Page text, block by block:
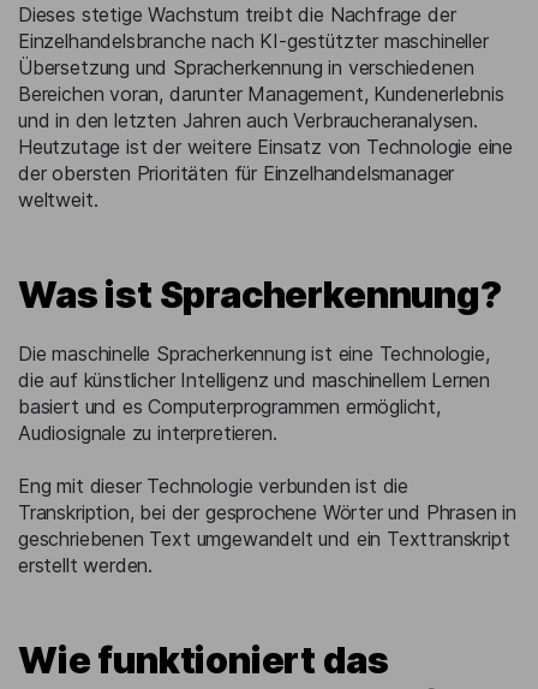
Dieses stetige Wachstum treibt die Nachfrage der
Einzelhandelsbranche nach KI-gestützter maschineller
Übersetzung und Spracherkennung in verschiedenen
Bereichen voran, darunter Management, Kundenerlebnis
und in den letzten Jahren auch Verbraucheranalysen.
Heutzutage ist der weitere Einsatz von Technologie eine
der obersten Prioritäten für Einzelhandelsmanager
weltweit.
Was ist Spracherkennung?
Die maschinelle Spracherkennung ist eine Technologie,
die auf künstlicher Intelligenz und maschinellem Lernen
basiert und es Computerprogrammen ermöglicht,
Audiosignale zu interpretieren.
Eng mit dieser Technologie verbunden ist die
Transkription, bei der gesprochene Wörter und Phrasen in
geschriebenen Text umgewandelt und ein Texttranskript
erstellt werden.
Wie funktioniert das